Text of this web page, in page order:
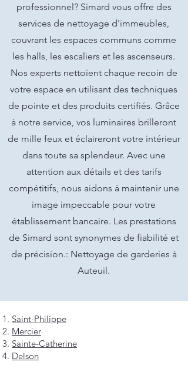
professionnel? Simard vous offre des
services de nettoyage d'immeubles,
couvrant les espaces communs comme
les halls, les escaliers et les ascenseurs.
Nos experts nettoient chaque recoin de
votre espace en utilisant des techniques
de pointe et des produits certifiés. Grâce
à notre service, vos luminaires brilleront
de mille feux et éclaireront votre intérieur
dans toute sa splendeur. Avec une
attention aux détails et des tarifs
compétitifs, nous aidons à maintenir une
image impeccable pour votre
établissement bancaire. Les prestations
de Simard sont synonymes de fiabilité et
de précision.: Nettoyage de garderies à
Auteuil.
Saint-Philippe
Mercier
Sainte-Catherine
Delson